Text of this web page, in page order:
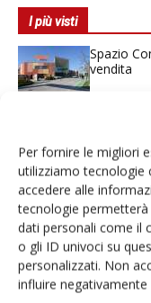
Per fornire le migliori
utilizziamo tecnologie
accedere alle
tecnologie
dati personali come il
o gli ID univoci su
personalizzati. Non
influire
I più visti
Spazio
vendita
Non è
2026
Leonardo
punto di